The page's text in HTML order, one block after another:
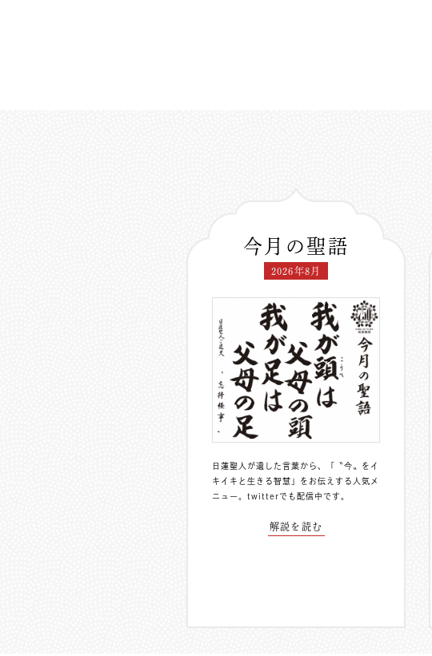
今月の聖語
2026年8月
日蓮聖人が遺した言葉から、「〝今〟をイ
キイキと生きる智慧」をお伝えする人気メ
ニュー。 twitterでも配信中 です。
解説を読む